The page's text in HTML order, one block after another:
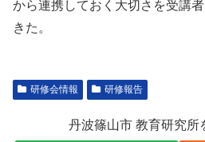
から連携しておく大切さを受講
きた。
研修会情報 研修報告
丹波篠山市 教育研究所